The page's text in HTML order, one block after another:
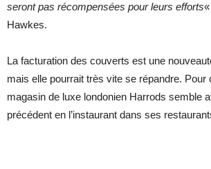
seront pas récompensées pour leurs efforts
Hawkes.
La facturation des couverts est une
mais elle pourrait très vite se répandre. Pour
magasin de luxe londonien Harrods semble
précédent en l’instaurant dans ses